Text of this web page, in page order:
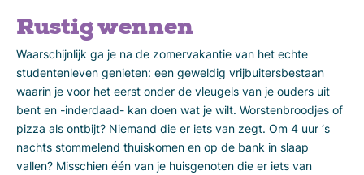
Rustig wennen
Waarschijnlijk ga je na de zomervakantie van het echte
studentenleven genieten: een geweldig vrijbuitersbestaan
waarin je voor het eerst onder de vleugels van je ouders uit
bent en -inderdaad- kan doen wat je wilt. Worstenbroodjes of
pizza als ontbijt? Niemand die er iets van zegt. Om 4 uur ‘s
nachts stommelend thuiskomen en op de bank in slaap
vallen? Misschien één van je huisgenoten die er iets van